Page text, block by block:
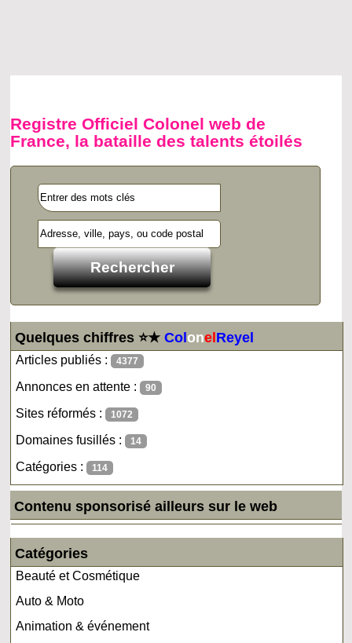
Registre Officiel Colonel web de
France, la bataille des talents étoilés
Quelques chiffres ⭐★ColonelReyel
Articles publiés : 4377
Annonces en attente : 90
Sites réformés : 1072
Domaines fusillés : 14
Catégories : 114
Contenu sponsorisé ailleurs sur le web
Catégories
Beauté et Cosmétique
Auto & Moto
Animation & événement